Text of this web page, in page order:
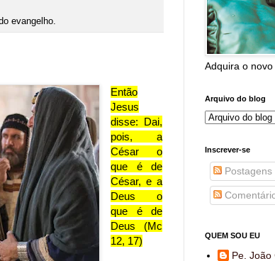
evangelho.
Então
Jesus
disse: Dai,
pois, a
César o
que é de
César, e a
Deus o
que é de
Deus (Mc
12, 17)
Adquira o
Arquivo do blog
Inscrever-se
Postagens
QUEM SOU EU
Pe. João